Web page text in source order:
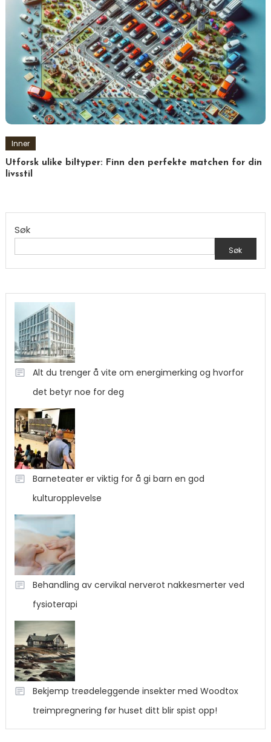
Inner
Utforsk ulike biltyper: Finn den perfekte matchen for din
livsstil
Søk
Søk
Alt du trenger å vite om energimerking og hvorfor
det betyr noe for deg
Barneteater er viktig for å gi barn en god
kulturopplevelse
Behandling av cervikal nerverot nakkesmerter ved
fysioterapi
Bekjemp treødeleggende insekter med Woodtox
treimpregnering før huset ditt blir spist opp!